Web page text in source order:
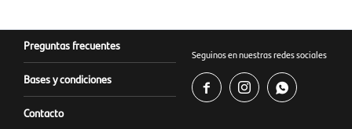
Preguntas frecuentes
Bases y condiciones
Contacto
Seguinos en nuestras redes sociales
  